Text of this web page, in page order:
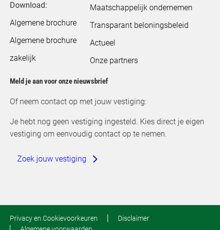
Download:
Algemene brochure
Algemene brochure
zakelijk
Maatschappelijk ondernemen
Transparant beloningsbeleid
Actueel
Onze partners
Meld je aan voor onze nieuwsbrief
Of neem contact op met jouw vestiging:
Je hebt nog geen vestiging ingesteld. Kies direct je eigen
vestiging om eenvoudig contact op te nemen.
Zoek jouw vestiging
Privacy en Cookievoorkeuren
Disclaimer